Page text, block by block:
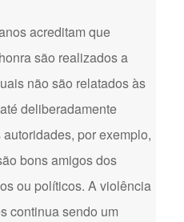
acreditam que
são realizados a
não são relatados às
deliberadamente
por exemplo,
bons amigos dos
ou políticos. A violência
continua sendo um